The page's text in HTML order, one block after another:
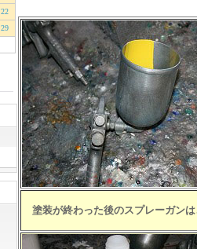
22
29
塗装が終わった後のスプレーガン